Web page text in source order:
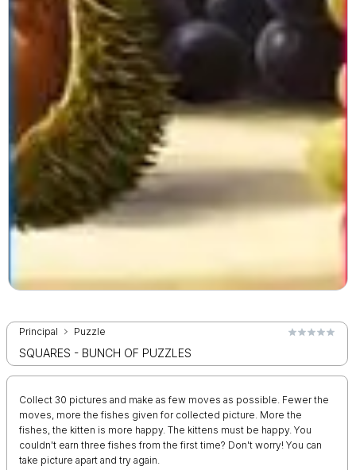
Principal Puzzle
SQUARES - BUNCH OF PUZZLES
Collect 30 pictures and make as few moves as possible. Fewer the
moves, more the fishes given for collected picture. More the
fishes, the kitten is more happy. The kittens must be happy. You
couldn't earn three fishes from the first time? Don't worry! You can
take picture apart and try again.